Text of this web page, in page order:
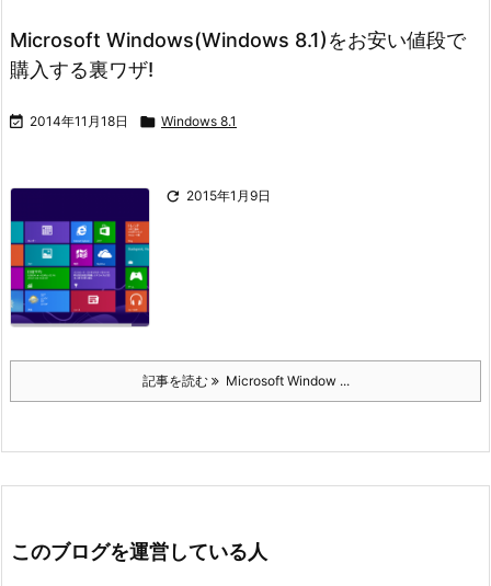
Microsoft Windows(Windows 8.1)をお安い値段で
購入する裏ワザ!
 2014年11月18日  Windows 8.1
 2015年1月9日
記事を読む Microsoft Window ...
このブログを運営している人